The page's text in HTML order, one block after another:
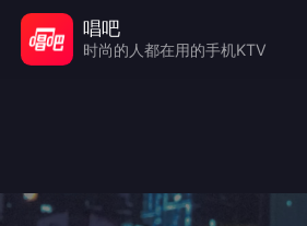
唱吧
时尚的人都在用的手机KTV